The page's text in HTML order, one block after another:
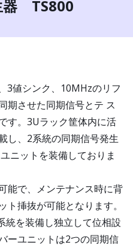
器 TS800
3値シンク、10MHzのリフ
期させた同期信号とテ ス
す。3Uラック筐体内に活
し、2系統の同期信号発生
ニットを装備しておりま
能で、メンテナンス時に背
挿抜が可能となります。
統を装備し独立して位相設
ーユニットは2つの同期信